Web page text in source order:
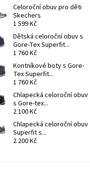
Celoroční obuv pro děti
Skechers
1 599 Kč
Dětská celoroční obuv s
Gore-Tex Superfit...
1 760 Kč
Kontníkové boty s Gore-
Tex Superfit...
1 760 Kč
Chlapecká celoroční obuv
s Gore-tex...
2 100 Kč
Chlapecká celoroční obuv
Superfit s...
2 200 Kč